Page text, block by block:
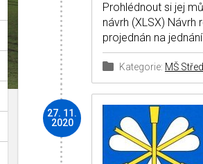
Prohlédnout si jej
návrh (XLSX)
projednán na
Kategorie: MŠ
27. 11.
2020